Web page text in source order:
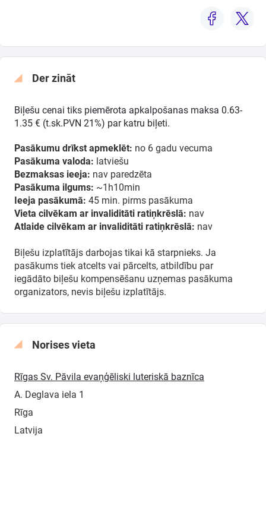
Der zināt
Biļešu cenai tiks piemērota apkalpošanas maksa 0.63-
1.35 € (t.sk.PVN 21%) par katru biļeti.
Pasākumu drīkst apmeklēt: no 6 gadu vecuma
Pasākuma valoda: latviešu
Bezmaksas ieeja: nav paredzēta
Pasākuma ilgums: ~1h10min
Ieeja pasākumā: 45 min. pirms pasākuma
Vieta cilvēkam ar invaliditāti ratiņkrēslā: nav
Atlaide cilvēkam ar invaliditāti ratiņkrēslā: nav
Biļešu izplatītājs darbojas tikai kā starpnieks. Ja
pasākums tiek atcelts vai pārcelts, atbildību par
iegādāto biļešu kompensēšanu uzņemas pasākuma
organizators, nevis biļešu izplatītājs.
Norises vieta
Rīgas Sv. Pāvila evaņģēliski luteriskā baznīca
A. Deglava iela 1
Rīga
Latvija